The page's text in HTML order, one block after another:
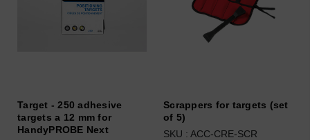
Target - 250 adhesive
targets a 12 mm for
HandyPROBE Next
Scrappers for targets (set
of 5)
SKU : ACC-CRE-SCR